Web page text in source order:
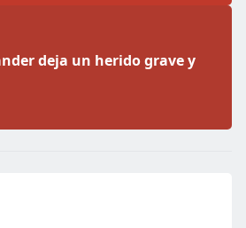
deja un herido grave y